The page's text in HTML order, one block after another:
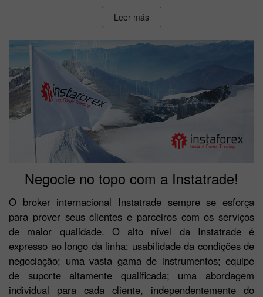
Leer más
Negocie no topo com a Instatrade!
O broker internacional Instatrade sempre se esforça
para prover seus clientes e parceiros com os serviços
de maior qualidade. O alto nível da Instatrade é
expresso ao longo da linha: usabilidade da condições de
negociação; uma vasta gama de instrumentos; equipe
de suporte altamente qualificada; uma abordagem
individual para cada cliente, independentemente do